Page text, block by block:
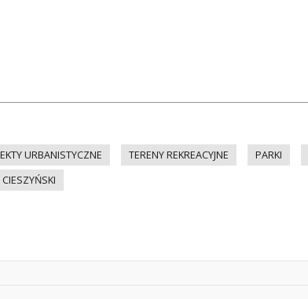
URBANISTYCZNE TERENY REKREACYJNE PARKI